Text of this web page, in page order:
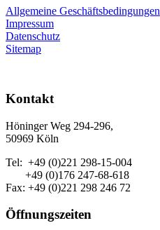
Allgemeine Geschäftsbedingungen
Impressum
Datenschutz
Sitemap
Kontakt
Höninger Weg 294-296,
50969 Köln
Tel: +49 (0)221 298-15-004
+49 (0)176 247-68-618
Fax: +49 (0)221 298 246 72
Öffnungszeiten